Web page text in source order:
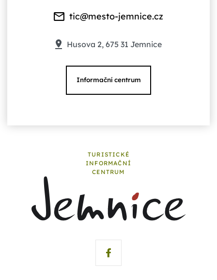
tic@mesto-jemnice.cz
Husova 2, 675 31 Jemnice
Informační centrum
TURISTICKÉ
INFORMAČNÍ
CENTRUM